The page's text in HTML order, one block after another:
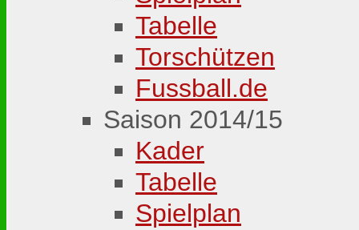
Tabelle
Torschützen
Fussball.de
Saison 2014/15
Kader
Tabelle
Spielplan